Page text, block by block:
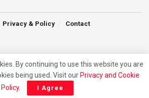
Privacy & Policy Contact
By continuing to use this website you are
being used. Visit our Privacy and Cookie
Policy. I Agree